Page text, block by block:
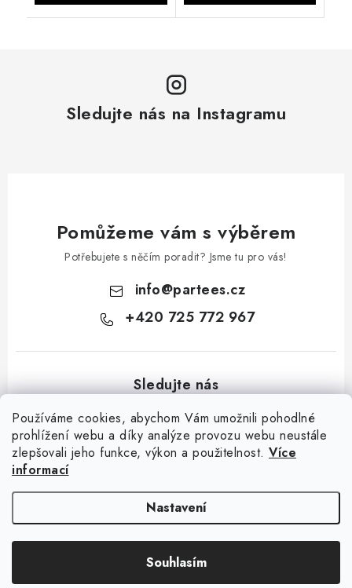
Používáme cookies, abychom Vám umožnili pohodlné
prohlížení webu a díky analýze provozu webu neustále
zlepšovali jeho funkce, výkon a použitelnost. Více
informací
Nastavení
Souhlasím
Sledujte nás na Instagramu
Pomůžeme vám s výběrem
Potřebujete s něčím poradit? Jsme tu pro vás!
info@partees.cz
+420 725 772 967
Kontakt Moje objednávka Hodnocení obchodu Jak nakupovat
Obchodní podmínky
Copyright 2026Partees.cz. Všechna práva vyhrazena.Upravit nastavení
cookies